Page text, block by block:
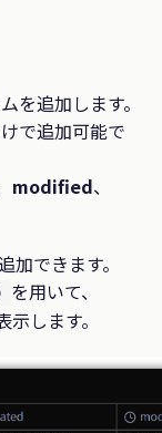
を追加します。
で追加可能で
modified、
できます。
を用いて、
します。